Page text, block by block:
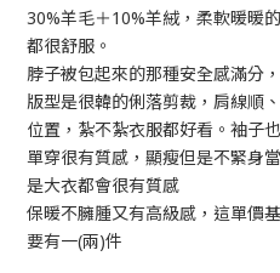
30%羊毛＋10%羊絨，柔軟暖暖
都很舒服。
脖子被包起來的那種安全感滿分
版型是很韓的俐落剪裁，肩線順
位置，紮不紮衣服都好看。袖子
單穿很有質感，顯瘦但是不緊身
是大衣都會很有質感
保暖不臃腫又有高級感，這單價
要有一(兩)件